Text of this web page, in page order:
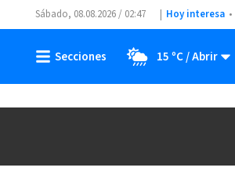
Sábado, 08.08.2026 / 02:47 Hoy interesa
15 ºC